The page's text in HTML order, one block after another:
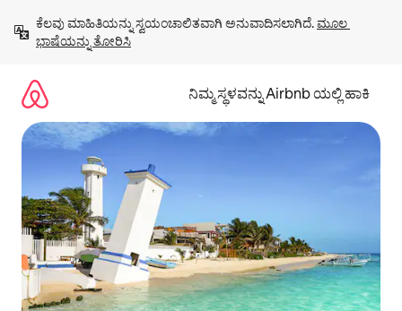
ಹೋಗಿ
ಕೆಲವು ಮಾಹಿತಿಯನ್ನು ಸ್ವಯಂಚಾಲಿತವಾಗಿ ಅನುವಾದಿಸಲಾಗಿದೆ. ಮೂಲ
ಭಾಷೆಯನ್ನು ತೋರಿಸಿ
ನಿಮ್ಮ ಸ್ಥಳವನ್ನು Airbnb ಯಲ್ಲಿ ಹಾಕಿ